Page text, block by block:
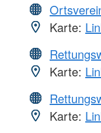
Karte:
Karte:
Karte: